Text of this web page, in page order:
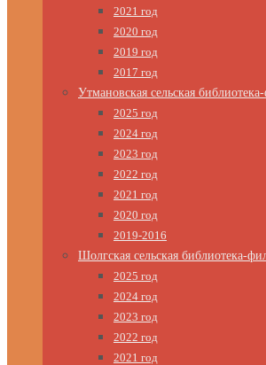
2021 год
2020 год
2019 год
2017 год
Утмановская сельская
2025 год
2024 год
2023 год
2022 год
2021 год
2020 год
2019-2016
Шолгская сельская библиотека-
2025 год
2024 год
2023 год
2022 год
2021 год